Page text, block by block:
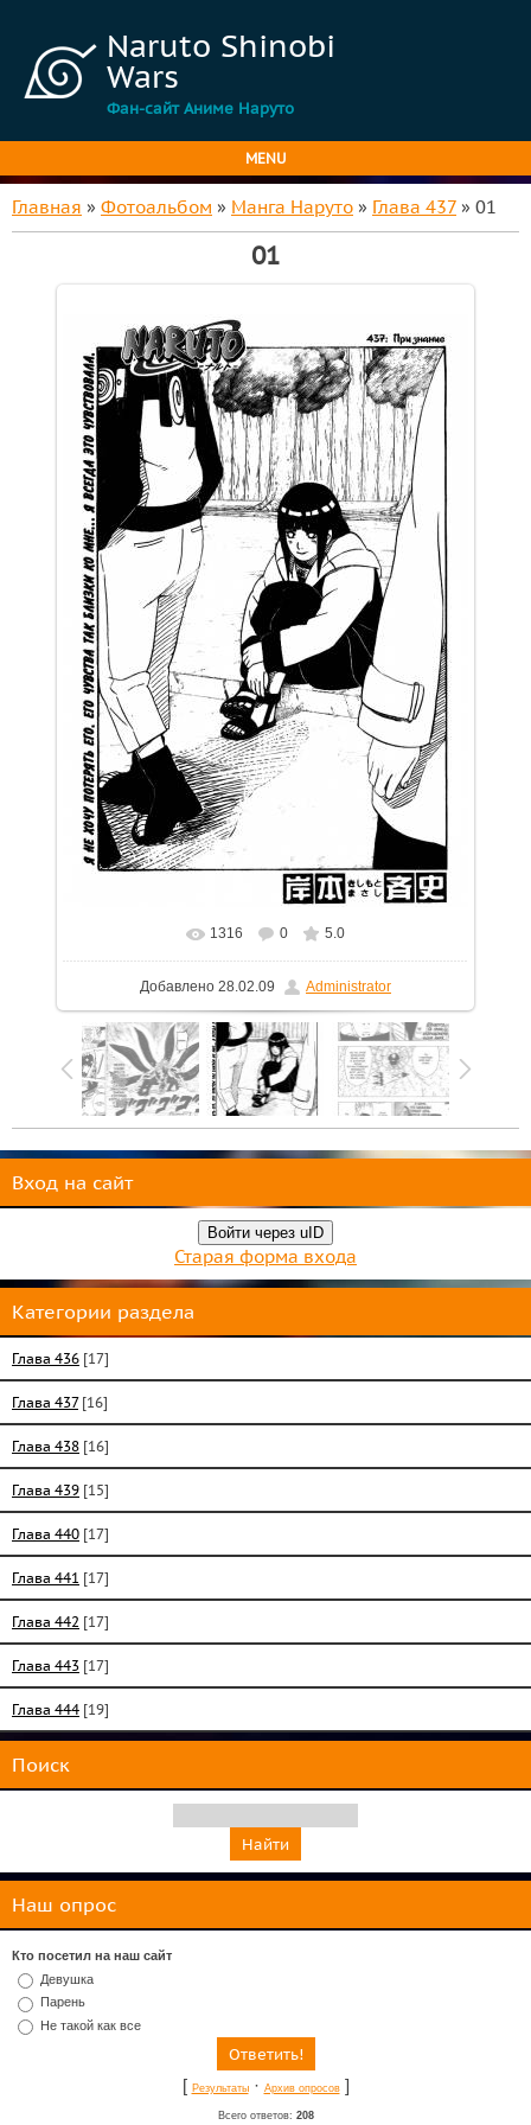
Naruto Shinobi
Wars
Фан-сайт Аниме Наруто
MENU
Главная » Фотоальбом » Манга Наруто » Глава 437 » 01
01
В реальном размере 788x1150
1316 0 5.0
Добавлено 28.02.09 Administrator
Вход на сайт
Войти через uID
Старая форма входа
Категории раздела
Глава 436 [17]
Глава 437 [16]
Глава 438 [16]
Глава 439 [15]
Глава 440 [17]
Глава 441 [17]
Глава 442 [17]
Глава 443 [17]
Глава 444 [19]
Поиск
Наш опрос
Кто посетил на наш сайт
Девушка
Парень
Не такой как все
[ Результаты· Архив опросов]
Всего ответов: 208